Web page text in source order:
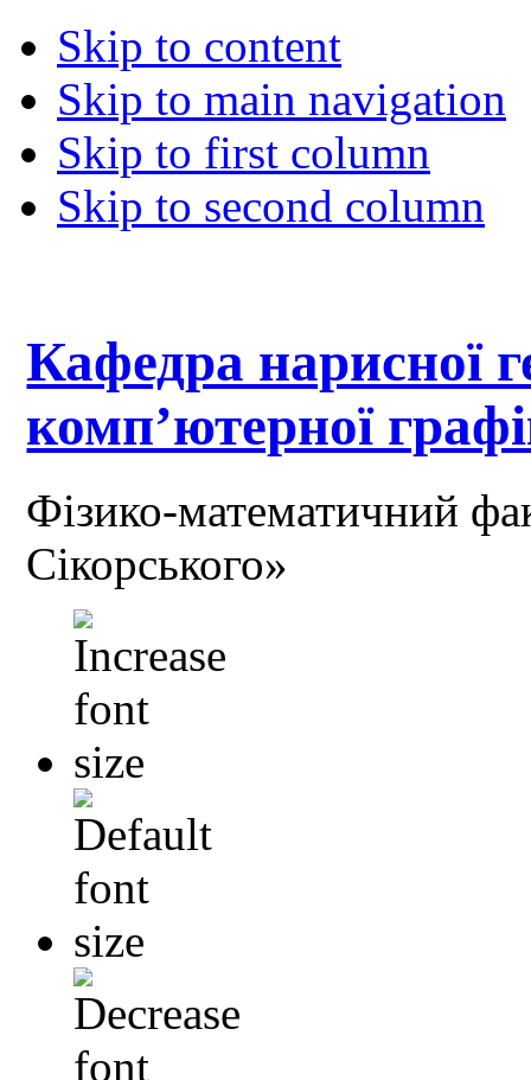
Skip to content
Skip to main navigation
Skip to first column
Skip to second column
Кафедра нарисної
комп’ютерної
Фізико-математичний
Сікорського»